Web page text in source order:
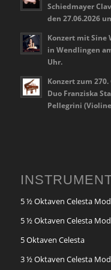
Schiedmayer
den 27.06.2026
Konzert mit Sine
in Wendlingen
Uhr.
Konzert zum
Duo Franziska
Pellegrini
5 ½ Oktaven Celesta
5 ½ Oktaven Celesta
5 Oktaven Celesta
3 ½ Oktaven Celesta